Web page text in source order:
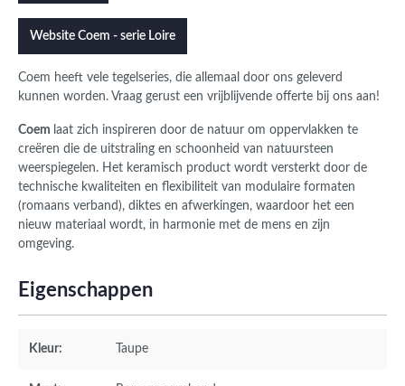
Website Coem - serie Loire
Coem heeft vele tegelseries, die allemaal door ons geleverd
kunnen worden. Vraag gerust een vrijblijvende offerte bij ons aan!
Coem laat zich inspireren door de natuur om oppervlakken te
creëren die de uitstraling en schoonheid van natuursteen
weerspiegelen. Het keramisch product wordt versterkt door de
technische kwaliteiten en flexibiliteit van modulaire formaten
(romaans verband), diktes en afwerkingen, waardoor het een
nieuw materiaal wordt, in harmonie met de mens en zijn
omgeving.
Eigenschappen
Kleur: Taupe